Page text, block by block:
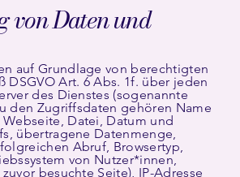
von Daten und
auf Grundlage von berechtigten
DSGVO Art. 6 Abs. 1f. über jeden
des Dienstes (sogenannte
den Zugriffsdaten gehören Name
Datei, Datum und
übertragene Datenmenge,
Abruf, Browsertyp,
von Nutzer*innen,
zuvor besuchte Seite), IP-Adresse